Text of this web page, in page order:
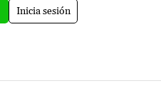
Inicia sesión